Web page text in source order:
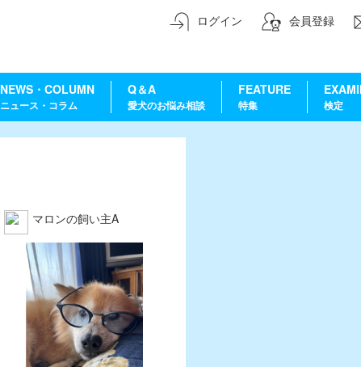
ログイン 会員登録
NEWS・COLUMN
ニュース・コラム
Q＆A
愛犬のお悩み相談
FEATURE
特集 検定
マロンの飼い主A